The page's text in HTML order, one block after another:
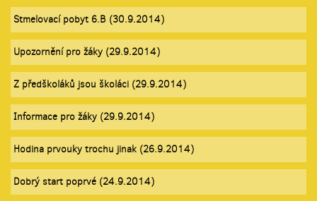
Stmelovací pobyt 6.B (30.9.2014)
Upozornění pro žáky (29.9.2014)
Z předškoláků jsou školáci (29.9.2014)
Informace pro žáky (29.9.2014)
Hodina prvouky trochu jinak (26.9.2014)
Dobrý start poprvé (24.9.2014)